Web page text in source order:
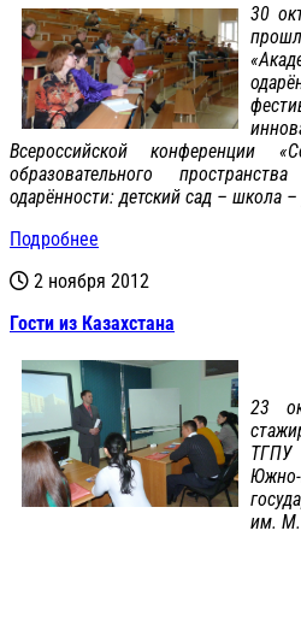
30
Всероссийской конференции
образовательного
одарённости: детский сад – школа –
Подробнее
2 ноября 2012
Гости из Казахстана
23
Южно-
им.